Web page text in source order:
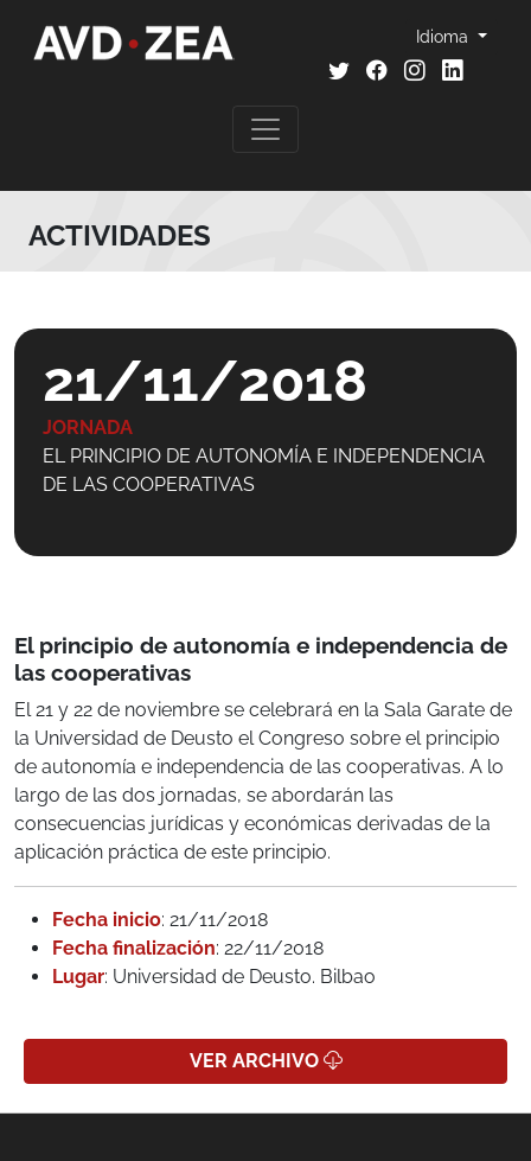
Idioma
ACTIVIDADES
21/11/2018
JORNADA
EL PRINCIPIO DE AUTONOMÍA E INDEPENDENCIA
DE LAS COOPERATIVAS
El principio de autonomía e independencia de
las cooperativas
El 21 y 22 de noviembre se celebrará en la Sala Garate de
la Universidad de Deusto el Congreso sobre el principio
de autonomía e independencia de las cooperativas. A lo
largo de las dos jornadas, se abordarán las
consecuencias jurídicas y económicas derivadas de la
aplicación práctica de este principio.
Fecha inicio: 21/11/2018
Fecha finalización: 22/11/2018
Lugar: Universidad de Deusto. Bilbao
VER ARCHIVO